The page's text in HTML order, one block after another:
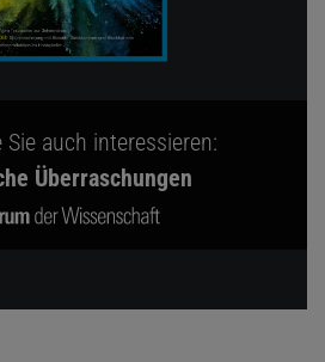
Sie auch interessieren:
Überraschungen